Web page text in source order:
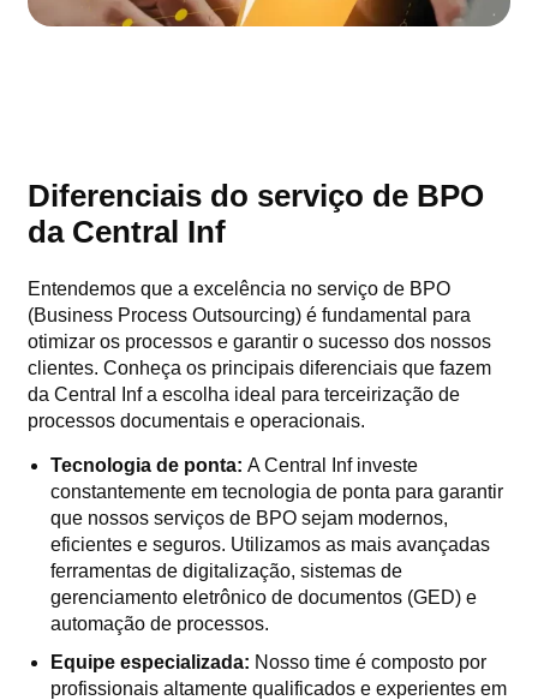
Diferenciais do serviço de BPO
da Central Inf
Entendemos que a excelência no serviço de BPO
(Business Process Outsourcing) é fundamental para
otimizar os processos e garantir o sucesso dos nossos
clientes. Conheça os principais diferenciais que fazem
da Central Inf a escolha ideal para terceirização de
processos documentais e operacionais.
Tecnologia de ponta: A Central Inf investe
constantemente em tecnologia de ponta para garantir
que nossos serviços de BPO sejam modernos,
eficientes e seguros. Utilizamos as mais avançadas
ferramentas de digitalização, sistemas de
gerenciamento eletrônico de documentos (GED) e
automação de processos.
Equipe especializada: Nosso time é composto por
profissionais altamente qualificados e experientes em